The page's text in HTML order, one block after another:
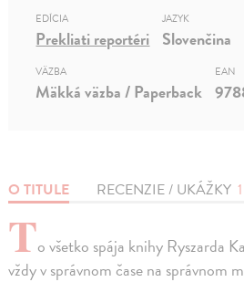
O TITULE RECENZIE / UKÁŽKY 1
To všetko spája knihy Ryszarda
vždy v správnom čase na správnom
EDÍCIA
Prekliati reportéri
JAZYK
Slovenčina
VÄZBA
Mäkká väzba / Paperback
EAN